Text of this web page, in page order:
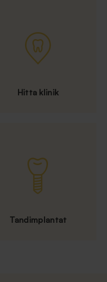
Hitta klinik
Tandimplantat